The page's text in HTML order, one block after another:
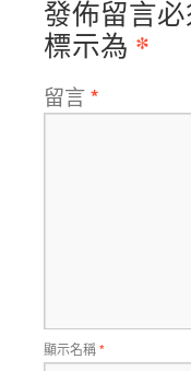
發佈留言
標示為 *
留言 *
顯示名稱*